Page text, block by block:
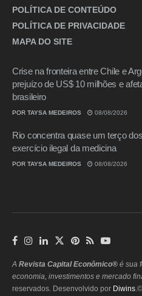
POLÍTICA DE CONTEÚDO
POLÍTICA DE PRIVACIDADE
MAPA DO SITE
Crise na fronteira entre Chile e
prejuízo de US$ 10 milhões e
brasileiro
POR TAYSA MEDEIROS 08/08/2026
Rio concentra quase um terço
exercício ilegal da medicina
POR TAYSA MEDEIROS 08/08/2026
A Revista Capital Econômico® é sua
economia, investimentos e mercado
reservados. Desenvolvido por Diwins